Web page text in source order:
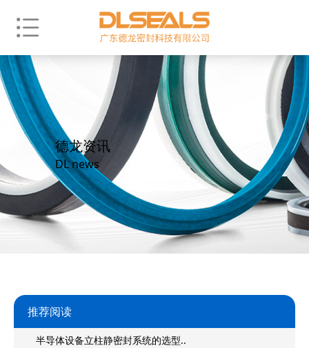
德龙资讯
DL news
推荐阅读
半导体设备立柱静密封系统的选型..